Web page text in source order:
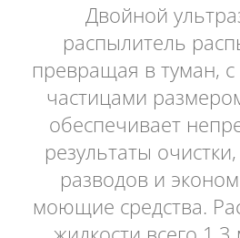
Двойной
распылитель
превращая в туман,
частицами
обеспечивает
результаты
разводов и
моющие средства.